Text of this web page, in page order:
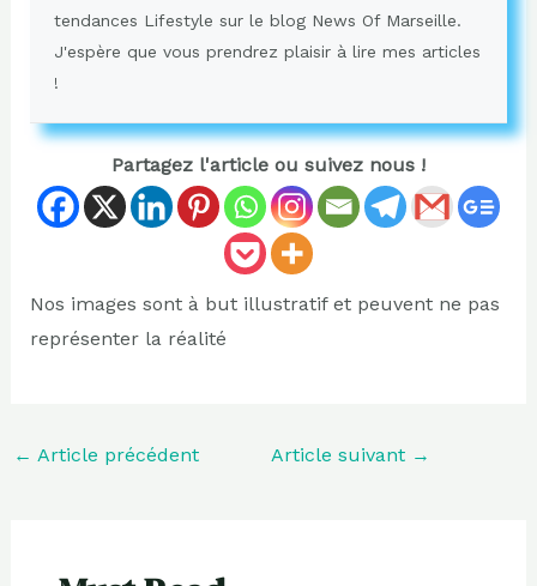
tendances Lifestyle sur le blog News Of Marseille.
J'espère que vous prendrez plaisir à lire mes articles
!
Partagez l'article ou suivez nous !
Nos images sont à but illustratif et peuvent ne pas
représenter la réalité
← Article précédent Article suivant →